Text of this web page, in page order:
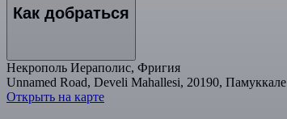
Как добраться
Некрополь Иераполис, Фригия
Unnamed Road, Develi Mahallesi, 20190, Памуккале
Открыть на карте